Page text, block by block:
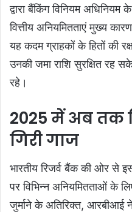
द्वारा बैंकिंग विनियम
वित्तीय अनियमितताएं मुख्य
यह कदम ग्राहकों के हितों की
उनकी जमा राशि सुरक्षित रह
रहे।
2025 में अब तक
गिरी गाज
भारतीय रिजर्व बैंक की ओर से
पर विभिन्न अनियमितताओं के
जुर्माने के अतिरिक्त, आरबीआई